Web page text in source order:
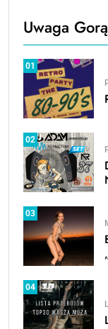
Uwaga
01
02
03
04